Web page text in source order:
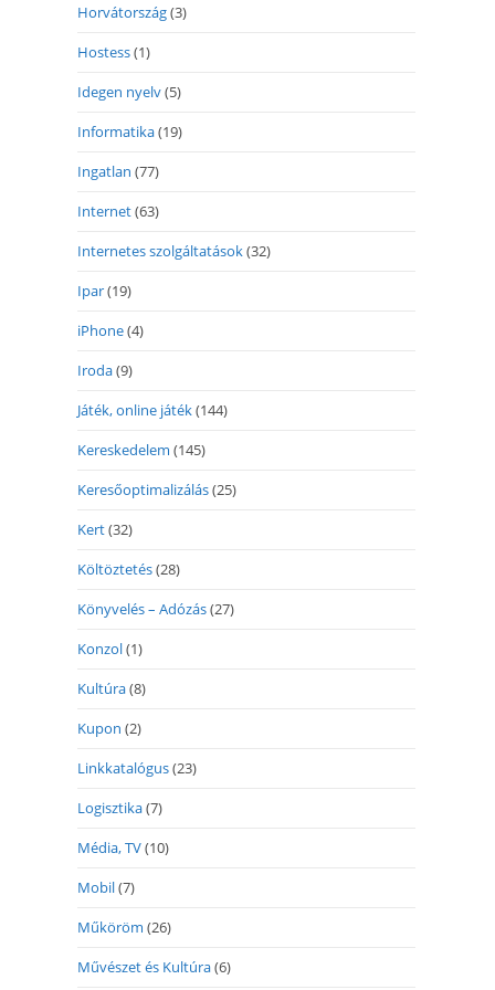
Horvátország(3)
Hostess(1)
Idegen nyelv(5)
Informatika(19)
Ingatlan (77)
Internet(63)
Internetes szolgáltatások(32)
Ipar(19)
iPhone(4)
Iroda(9)
Játék, online játék(144)
Kereskedelem (145)
Keresőoptimalizálás(25)
Kert(32)
Költöztetés(28)
Könyvelés – Adózás(27)
Konzol(1)
Kultúra(8)
Kupon (2)
Linkkatalógus(23)
Logisztika(7)
Média, TV(10)
Mobil(7)
Műköröm (26)
Művészet és Kultúra(6)